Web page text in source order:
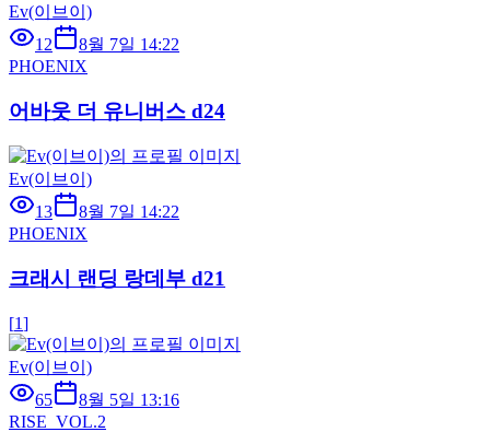
Ev(이브이)
12
8월 7일 14:22
PHOENIX
어바웃 더 유니버스 d24
Ev(이브이)
13
8월 7일 14:22
PHOENIX
크래시 랜딩 랑데부 d21
[1]
Ev(이브이)
65
8월 5일 13:16
RISE_VOL.2